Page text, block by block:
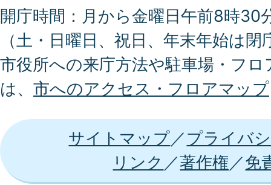
開庁時間：月から金曜日午前8時30
（土・日曜日、祝日、年末年始は閉
市役所への来庁方法や駐車場・フ
は、 市へのアクセス・フロアマップ
サイトマップ
プライバ
リンク
著作権 免